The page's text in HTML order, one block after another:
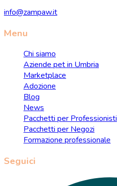
info@zampaw.it
Menu
Chi siamo
Aziende pet in Umbria
Marketplace
Adozione
Blog
News
Pacchetti per Professionisti
Pacchetti per Negozi
Formazione professionale
Seguici